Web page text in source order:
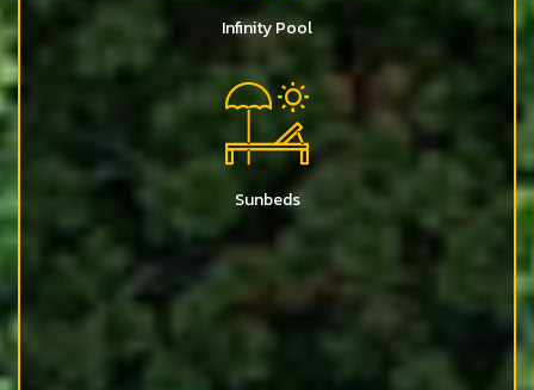
Infinity Pool
Sunbeds